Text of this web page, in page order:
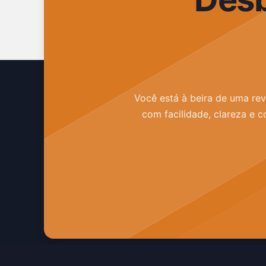
Você está à beira de uma
com facilidade, clareza e